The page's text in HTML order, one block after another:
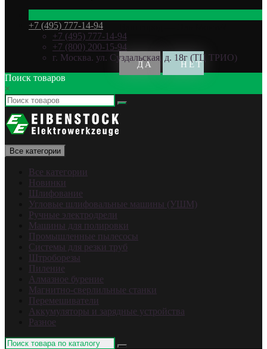
+7 (495) 777-14-94
+7 (495) 777-14-94
+7 (800) 200-15-94
г. Москва. ул. Суздальская, д. 18г (ТЦ ТРИО)
Поиск товаров
×
Все категории
Все категории
Новинки
Шлифование
Угловые шлифовальные машины (УШМ)
Ручные электродрели
Машины для полировки
Промышленные пылесосы
Системы для резки труб
Штроборезы
Пиление
Алмазное бурение
Магнитно-сверлильные станки
Перемешиватели
Аккумуляторы и зарядные устройства
Разное